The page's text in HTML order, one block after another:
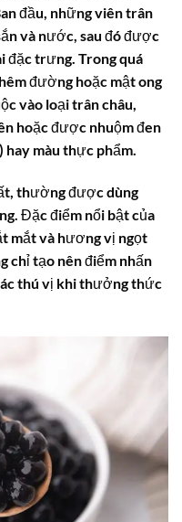
đầu, những viên trân
và nước, sau đó được
đặc trưng. Trong quá
đường hoặc mật ong
vào loại trân châu,
hoặc được nhuộm đen
màu thực phẩm.
thường được dùng
Đặc điểm nổi bật của
mắt và hương vị ngọt
chỉ tạo nên điểm nhấn
thú vị khi thưởng thức